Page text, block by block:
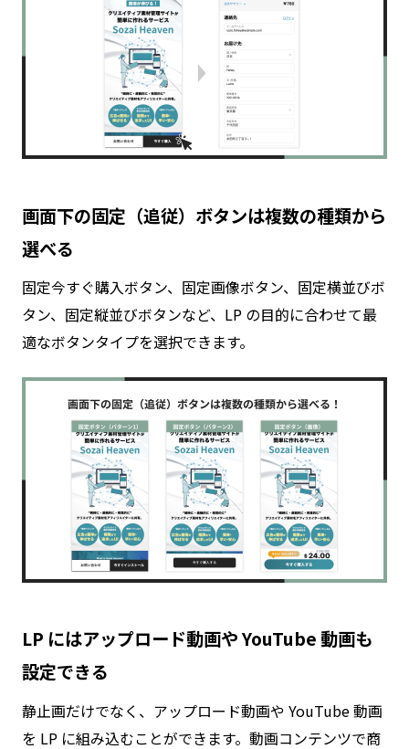
画面下の固定（追従）ボタンは複数の種類から
選べる
固定今すぐ購入ボタン、固定画像ボタン、固定横並びボ
タン、固定縦並びボタンなど、LP の目的に合わせて最
適なボタンタイプを選択できます。
LP にはアップロード動画や YouTube 動画も
設定できる
静止画だけでなく、アップロード動画や YouTube 動画
を LP に組み込むことができます。動画コンテンツで商